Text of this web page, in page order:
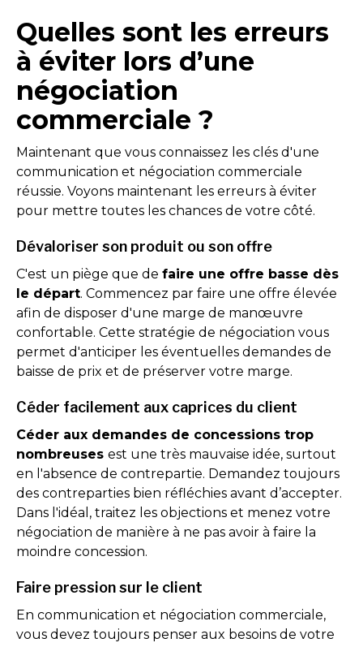
Quelles sont les erreurs
à éviter lors d’une
négociation
commerciale ?
Maintenant que vous connaissez les clés d'une
communication et négociation commerciale
réussie. Voyons maintenant les erreurs à éviter
pour mettre toutes les chances de votre côté.
Dévaloriser son produit ou son offre
C'est un piège que de faire une offre basse dès
le départ. Commencez par faire une offre élevée
afin de disposer d'une marge de manœuvre
confortable. Cette stratégie de négociation vous
permet d'anticiper les éventuelles demandes de
baisse de prix et de préserver votre marge.
Céder facilement aux caprices du client
Céder aux demandes de concessions trop
nombreuses est une très mauvaise idée, surtout
en l'absence de contrepartie. Demandez toujours
des contreparties bien réfléchies avant d’accepter.
Dans l'idéal, traitez les objections et menez votre
négociation de manière à ne pas avoir à faire la
moindre concession.
Faire pression sur le client
En communication et négociation commerciale,
vous devez toujours penser aux besoins de votre